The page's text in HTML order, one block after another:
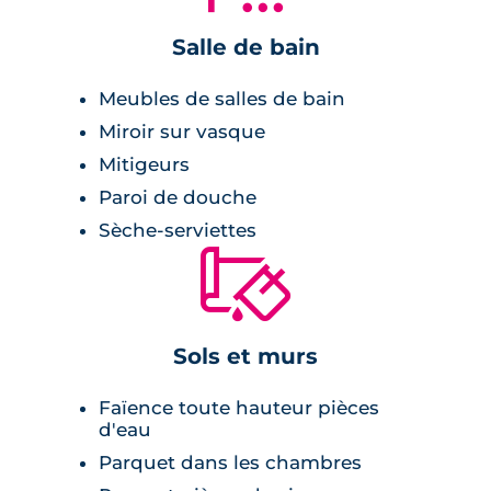
Le mot de l’architecte
« Le traitement végétalisé des
façades de la résidence fait écho au
parc de Mussonville et participe
pleinement à l’intégration du projet
dans son environnement. Le volume
différents types d’espaces extérieurs,
balcons filants, terrasses et loggias.
Ces derniers participent à la création
Salle de bain
Meubles de salles de bain
Miroir sur vasque
Mitigeurs
Paroi de douche
Sèche-serviettes
🔨
Sols et murs
Faïence toute hauteur pièces
d'eau
Parquet dans les chambres